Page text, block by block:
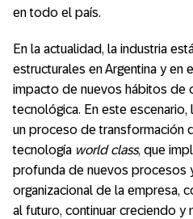
en todo el país.
En la actualidad, la industria
estructurales en Argentina y en
impacto de nuevos hábitos de
tecnológica. En este
un proceso de transformación
tecnología world class, que
profunda de nuevos procesos
organizacional de la empresa,
al futuro, continuar creciendo y